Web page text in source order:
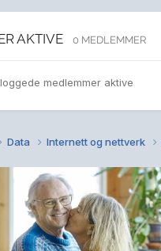
AKTIVE 0 MEDLEMMER
medlemmer aktive
Data Internett og nettverk